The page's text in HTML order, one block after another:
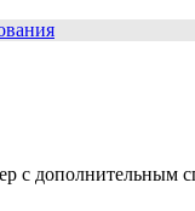
с дополнительным